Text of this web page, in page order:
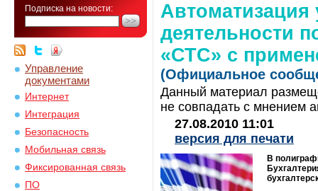
Подписка на новости:
Управление
документами
Интернет
Интеграция
Безопасность
Мобильная связь
Фиксированная связь
ПО
Автоматизация
деятельности
«СТС» с
(Официальное
Данный материал
не совпадать с мнением
27.08.2010 11:01
версия для печати
В